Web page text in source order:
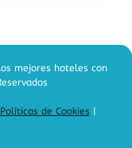
mejores hoteles con
Políticas de Cookies